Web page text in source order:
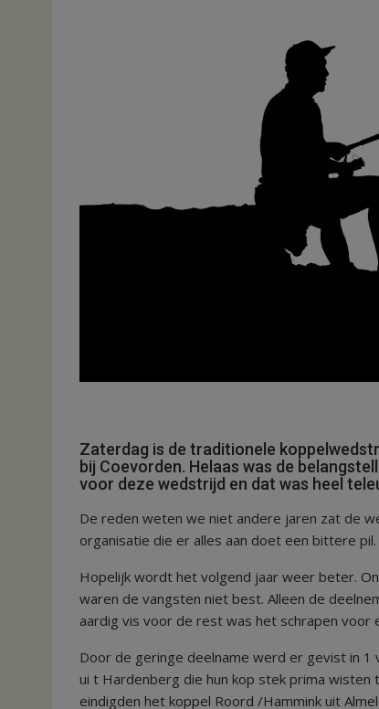
Zaterdag is de traditionele
bij Coevorden. Helaas was de
voor deze wedstrijd en dat was heel
De reden weten we niet andere jaren zat de
organisatie die er alles aan doet een bittere
Hopelijk wordt het volgend jaar weer beter.
waren de vangsten niet best. Alleen de
aardig vis voor de rest was het schrapen voor
Door de geringe deelname werd er gevist in
ui t Hardenberg die hun kop stek prima
eindigden het koppel Roord /Hammink uit